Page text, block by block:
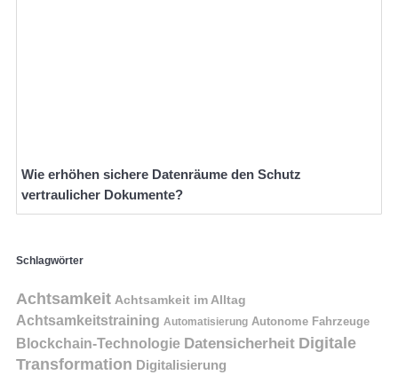
Wie erhöhen sichere Datenräume den Schutz
vertraulicher Dokumente?
Schlagwörter
Achtsamkeit Achtsamkeit im Alltag
Achtsamkeitstraining Automatisierung Autonome Fahrzeuge
Blockchain-Technologie Datensicherheit Digitale
Transformation Digitalisierung